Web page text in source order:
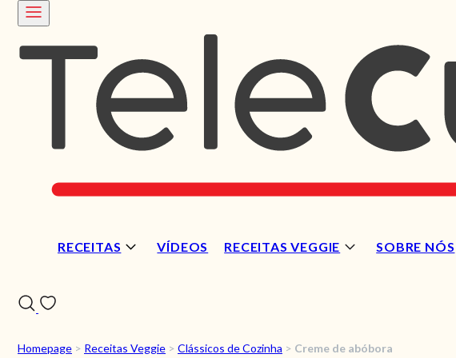
RECEITAS VÍDEOS RECEITAS VEGGIE SOBRE NÓS
Homepage > Receitas Veggie > Clássicos de Cozinha > Creme de abóbora